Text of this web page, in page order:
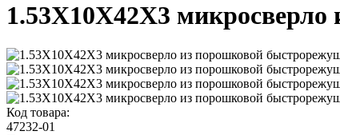
1.53X10X42X3
Код товара:
47232-01